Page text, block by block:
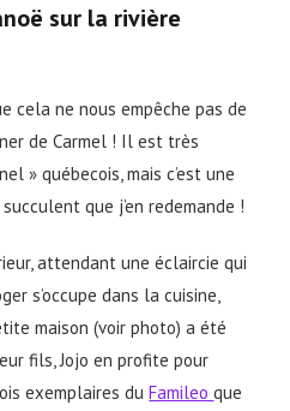
sur la rivière
cela ne nous empêche pas de
de Carmel ! Il est très
» québecois, mais c’est une
que j’en redemande !
attendant une éclaircie qui
s’occupe dans la cuisine,
maison (voir photo) a été
fils, Jojo en profite pour
exemplaires duFamileoque